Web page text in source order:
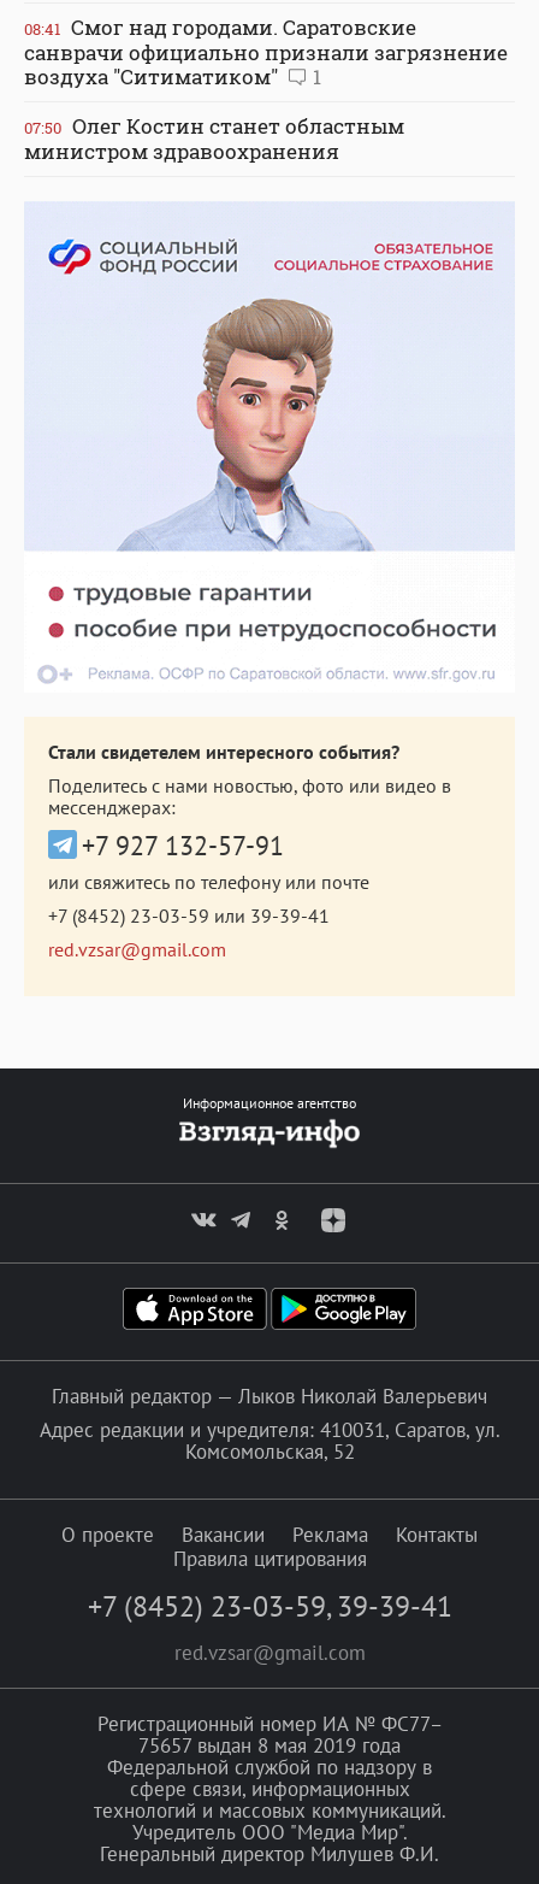
08:41 Смог над городами. Саратовские
санврачи официально признали загрязнение
воздуха "Ситиматиком"
1
07:50 Олег Костин станет областным
министром здравоохранения
Стали свидетелем интересного события?
Поделитесь с нами новостью, фото или видео в
мессенджерах:
+7 927 132-57-91
или свяжитесь по телефону или почте
+7 (8452) 23-03-59 или 39-39-41
red.vzsar@gmail.com
Информационное агентство
Главный редактор — Лыков Николай Валерьевич
Адрес редакции и учредителя: 410031, Саратов, ул.
Комсомольская, 52
О проекте Вакансии Реклама
Контакты
Правила цитирования
+7 (8452) 23-03-59, 39-39-41
red.vzsar@gmail.com
Регистрационный номер ИА № ФС77–
75657 выдан 8 мая 2019 года
Федеральной службой по надзору в
сфере связи, информационных
технологий и массовых коммуникаций.
Учредитель ООО "Медиа Мир".
Генеральный директор Милушев Ф.И.